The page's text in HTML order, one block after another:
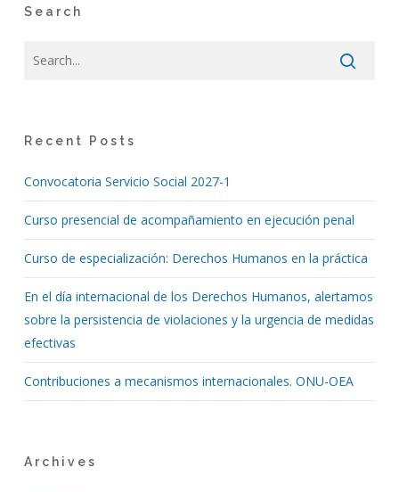
Search
Recent Posts
Convocatoria Servicio Social 2027-1
Curso presencial de acompañamiento en ejecución penal
Curso de especialización: Derechos Humanos en la práctica
En el día internacional de los Derechos Humanos, alertamos
sobre la persistencia de violaciones y la urgencia de medidas
efectivas
Contribuciones a mecanismos internacionales. ONU-OEA
Archives